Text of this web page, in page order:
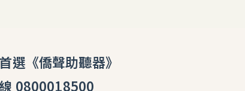
0800018500